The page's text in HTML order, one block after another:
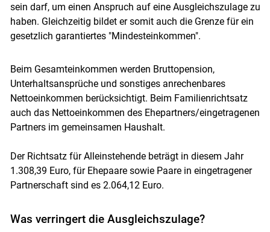
sein darf, um einen Anspruch auf eine Ausgleichszulage zu
haben. Gleichzeitig bildet er somit auch die Grenze für ein
gesetzlich garantiertes "Mindesteinkommen".
Beim Gesamteinkommen werden Bruttopension,
Unterhaltsansprüche und sonstiges anrechenbares
Nettoeinkommen berücksichtigt. Beim Familienrichtsatz
auch das Nettoeinkommen des Ehepartners/eingetragenen
Partners im gemeinsamen Haushalt.
Der Richtsatz für Alleinstehende beträgt in diesem Jahr
1.308,39 Euro, für Ehepaare sowie Paare in eingetragener
Partnerschaft sind es 2.064,12 Euro.
Was verringert die Ausgleichszulage?